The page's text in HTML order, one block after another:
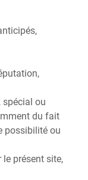
ou
du fait
possibilité ou
présent site,